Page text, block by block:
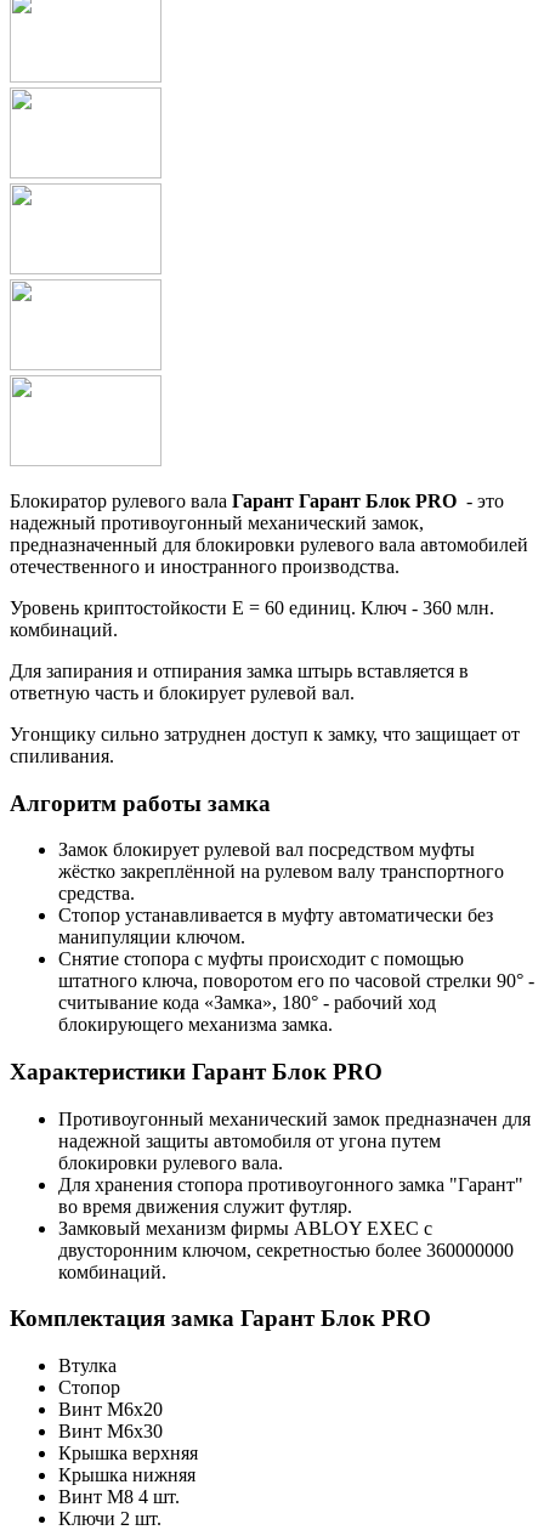
Блокиратор рулевого вала Гарант Гарант Блок PRO - это
надежный противоугонный механический замок,
предназначенный для блокировки рулевого вала автомобилей
отечественного и иностранного производства.
Уровень криптостойкости Е = 60 единиц. Ключ - 360 млн.
комбинаций.
Для запирания и отпирания замка штырь вставляется в
ответную часть и блокирует рулевой вал.
Угонщику сильно затруднен доступ к замку, что защищает от
спиливания.
Алгоритм работы замка
Замок блокирует рулевой вал посредством муфты
жёстко закреплённой на рулевом валу транспортного
средства.
Стопор устанавливается в муфту автоматически без
манипуляции ключом.
Снятие стопора с муфты происходит с помощью
штатного ключа, поворотом его по часовой стрелки 90° -
считывание кода «Замка», 180° - рабочий ход
блокирующего механизма замка.
Характеристики Гарант Блок PRO
Противоугонный механический замок предназначен для
надежной защиты автомобиля от угона путем
блокировки рулевого вала.
Для хранения стопора противоугонного замка "Гарант"
во время движения служит футляр.
Замковый механизм фирмы ABLOY EXEC с
двусторонним ключом, секретностью более 360000000
комбинаций.
Комплектация замка Гарант Блок PRO
Втулка
Стопор
Винт М6х20
Винт М6х30
Крышка верхняя
Крышка нижняя
Винт М8 4 шт.
Ключи 2 шт.